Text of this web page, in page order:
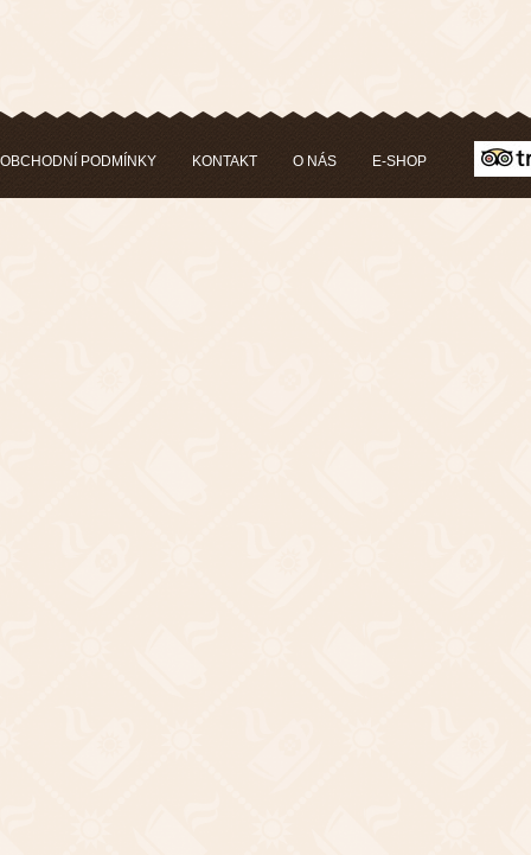
OBCHODNÍ PODMÍNKY KONTAKT O NÁS E-SHOP